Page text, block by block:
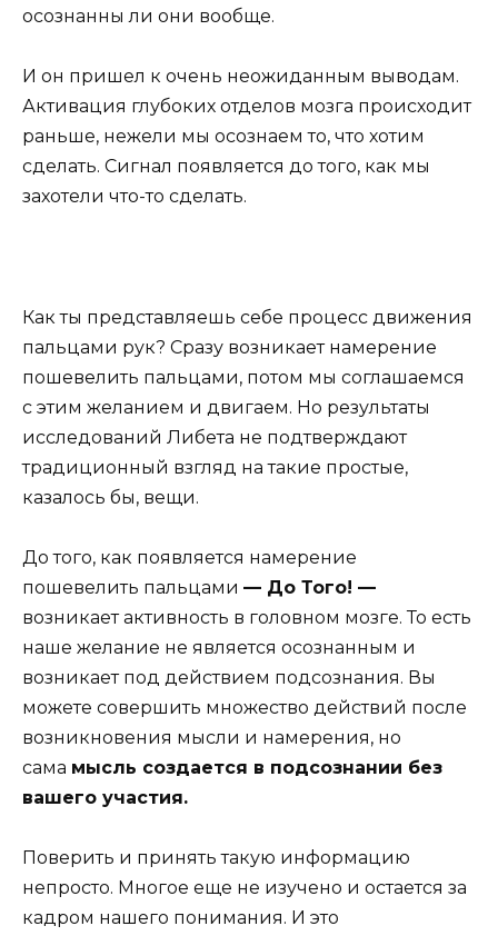
осознанны ли они вообще.
И он пришел к очень неожиданным выводам.
Активация глубоких отделов мозга происходит
раньше, нежели мы осознаем то, что хотим
сделать. Сигнал появляется до того, как мы
захотели что-то сделать.
Как ты представляешь себе процесс движения
пальцами рук? Сразу возникает намерение
пошевелить пальцами, потом мы соглашаемся
с этим желанием и двигаем. Но результаты
исследований Либета не подтверждают
традиционный взгляд на такие простые,
казалось бы, вещи.
До того, как появляется намерение
пошевелить пальцами — До Того! —
возникает активность в головном мозге. То есть
наше желание не является осознанным и
возникает под действием подсознания. Вы
можете совершить множество действий после
возникновения мысли и намерения, но
сама мысль создается в подсознании без
вашего участия.
Поверить и принять такую информацию
непросто. Многое еще не изучено и остается за
кадром нашего понимания. И это